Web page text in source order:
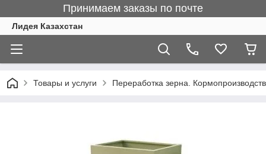
Принимаем заказы по почте
Лидея Казахстан
Товары и услуги Переработка зерна.